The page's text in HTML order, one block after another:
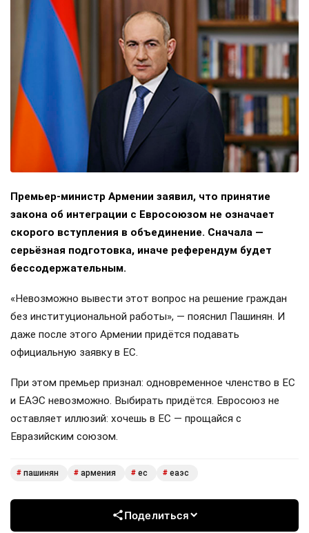
Премьер-министр Армении заявил, что принятие
закона об интеграции с Евросоюзом не означает
скорого вступления в объединение. Сначала —
серьёзная подготовка, иначе референдум будет
бессодержательным.
«Невозможно вывести этот вопрос на решение граждан
без институциональной работы», — пояснил Пашинян. И
даже после этого Армении придётся подавать
официальную заявку в ЕС.
При этом премьер признал: одновременное членство в ЕС
и ЕАЭС невозможно. Выбирать придётся. Евросоюз не
оставляет иллюзий: хочешь в ЕС — прощайся с
Евразийским союзом.
# пашинян # армения # ес # еаэс
Поделиться